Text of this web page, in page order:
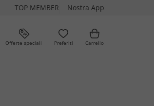
TOP MEMBER Nostra App
Offerte speciali Preferiti Carrello